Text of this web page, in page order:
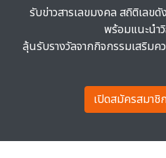
รับข่าวสารเลขมงคล สถิติเลขดั
พร้อมแนะนำ
ลุ้นรับรางวัลจากกิจกรรมเสริม
เปิดสมัครสมาชิ